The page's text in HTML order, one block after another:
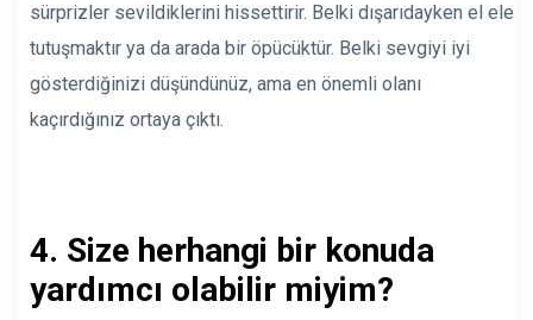
sürprizler sevildiklerini hissettirir. Belki dışarıdayken el ele
tutuşmaktır ya da arada bir öpücüktür. Belki sevgiyi iyi
gösterdiğinizi düşündünüz, ama en önemli olanı
kaçırdığınız ortaya çıktı.
4. Size herhangi bir konuda
yardımcı olabilir miyim?